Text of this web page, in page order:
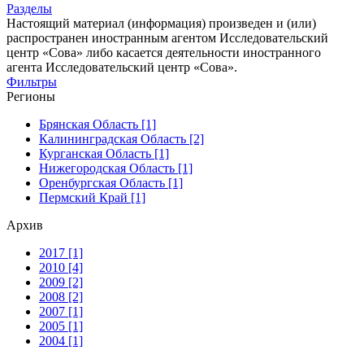
Разделы
Настоящий материал (информация) произведен и (или)
распространен иностранным агентом Исследовательский
центр «Сова» либо касается деятельности иностранного
агента Исследовательский центр «Сова».
Фильтры
Регионы
Брянская Область [1]
Калининградская Область [2]
Курганская Область [1]
Нижегородская Область [1]
Оренбургская Область [1]
Пермский Край [1]
Архив
2017 [1]
2010 [4]
2009 [2]
2008 [2]
2007 [1]
2005 [1]
2004 [1]